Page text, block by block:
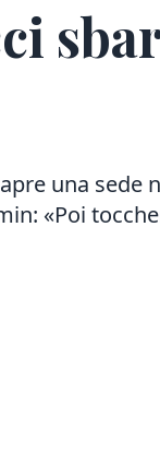
una sede
«Poi